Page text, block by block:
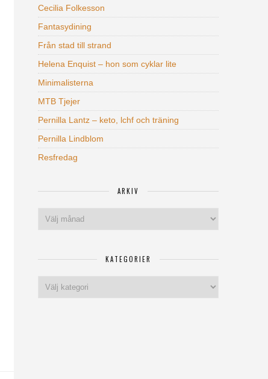
Cecilia Folkesson
Fantasydining
Från stad till strand
Helena Enquist – hon som cyklar lite
Minimalisterna
MTB Tjejer
Pernilla Lantz – keto, lchf och träning
Pernilla Lindblom
Resfredag
ARKIV
KATEGORIER